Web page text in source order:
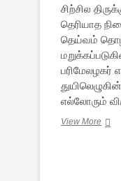
சிற்சில
தெரியாத
தெய்வம்
எல்லோரும்
View Moreசில